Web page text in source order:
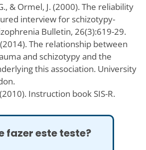
& Ormel, J. (2000). The reliability
interview for schizotypy-
Bulletin, 26(3):619-29.
The relationship between
and schizotypy and the
this association. University
Instruction book SIS-R.
fazer este teste?